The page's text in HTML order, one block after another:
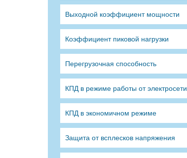
Выходной коэффициент мощности
Коэффициент пиковой нагрузки
Перегрузочная способность
КПД в режиме работы от электросети
КПД в экономичном режиме
Защита от всплесков напряжения